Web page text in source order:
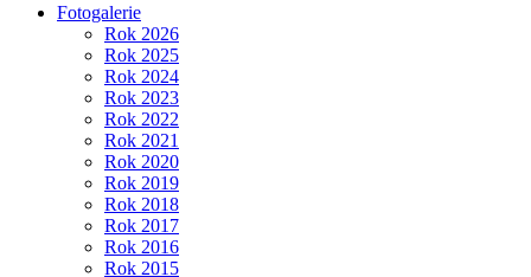
Fotogalerie
Rok 2026
Rok 2025
Rok 2024
Rok 2023
Rok 2022
Rok 2021
Rok 2020
Rok 2019
Rok 2018
Rok 2017
Rok 2016
Rok 2015